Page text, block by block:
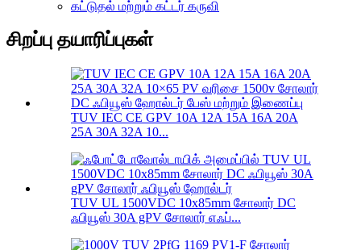
கட்டுதல் மற்றும் கட்டர் கருவி
சிறப்பு தயாரிப்புகள்
TUV IEC CE GPV 10A 12A 15A 16A 20A
25A 30A 32A 10...
TUV UL 1500VDC 10x85mm சோலார் DC
ஃபியூஸ் 30A gPV சோலார் எஃப்...